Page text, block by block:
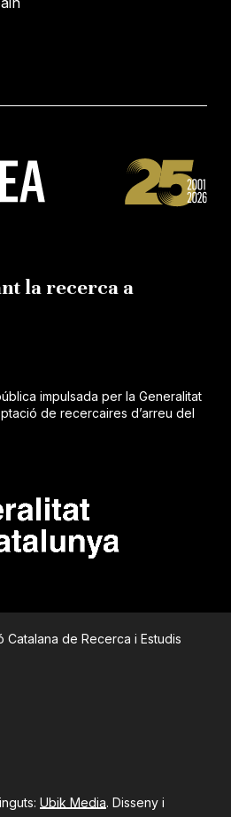
la recerca a
impulsada per la Generalitat
de recercaires d’arreu del
Catalana de Recerca i Estudis
Ubik Media. Disseny i